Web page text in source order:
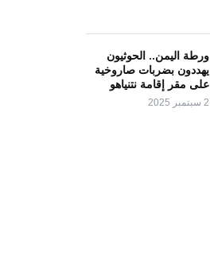
ورطة اليمن.. الحوثيون
يهددون بضربات صاروخية
على مقر إقامة نتنياهو
2 سبتمبر 2025